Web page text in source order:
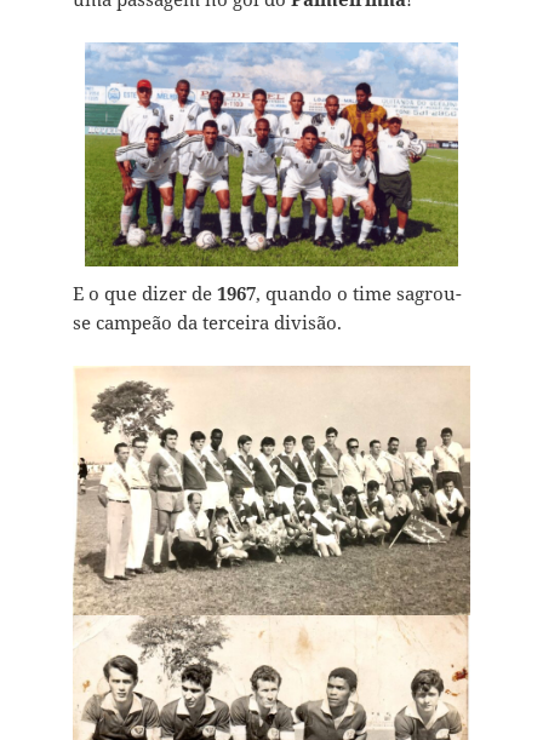
E o que dizer de 1967, quando o time sagrou-
se campeão da terceira divisão.